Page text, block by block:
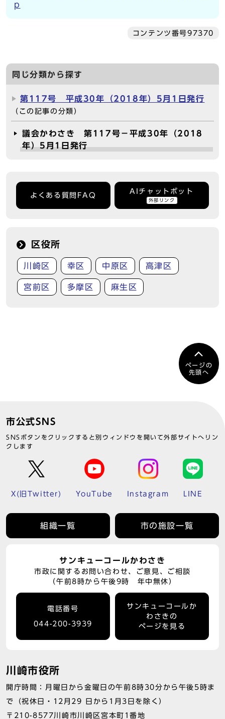
p
コンテンツ番号97370
同じ分類から探す
第117号 平成30年（2018年）5月1日発行
（この記事の分類）
議会かわさき 第117号－平成30年（2018
年）5月1日発行
よくある質問FAQ
AIチャットボット
外部リンク
区役所
川崎区 幸区 中原区 高津区
宮前区 多摩区 麻生区
ページの
先頭へ
市公式SNS
SNSボタンをクリックすると別ウィンドウを開いて外部サイトへリン
クします
X(旧Twitter) YouTube Instagram LINE
組織一覧 市の施設一覧
サンキューコールかわさき
市政に関するお問い合わせ、ご意見、ご相談
（午前8時から午後9時 年中無休）
電話番号
044-200-3939
サンキューコールか
わさきの
ページを見る
川崎市役所
開庁時間：月曜日から金曜日の午前8時30分から午後5時ま
で（祝休日・12月29 日から1月3日を除く）
〒210-8577川崎市川崎区宮本町1番地